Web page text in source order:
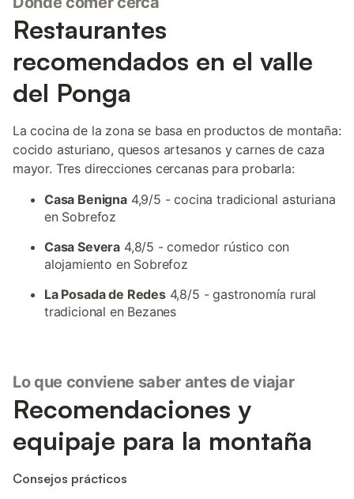
Restaurantes
recomendados en el valle
del Ponga
La cocina de la zona se basa en productos de montaña:
cocido asturiano, quesos artesanos y carnes de caza
mayor. Tres direcciones cercanas para probarla:
Casa Benigna4,9/5 - cocina tradicional asturiana
en Sobrefoz
Casa Severa 4,8/5 - comedor rústico con
alojamiento en Sobrefoz
La Posada de Redes4,8/5 - gastronomía rural
tradicional en Bezanes
Lo que conviene saber antes de viajar
Recomendaciones y
equipaje para la montaña
Consejos prácticos